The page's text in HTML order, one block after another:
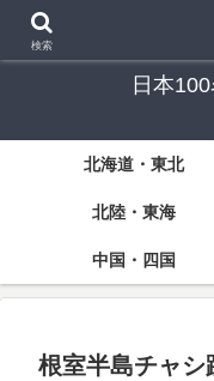
「日本100名城」スタン
日本
北海道・東北
北陸・東海
中国・四国
根室半島チャシ
検索